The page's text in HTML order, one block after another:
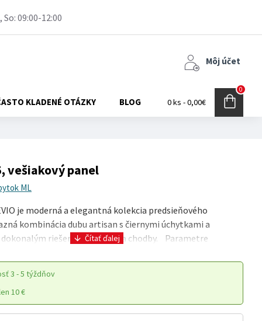
09:00-12:00
Môj účet
KLADENÉ OTÁZKY BLOG 0 ks - 0,00€
0
vešiakový panel
ML
je moderná a elegantná kolekcia predsieňového
kombinácia dubu artisan s čiernymi úchytkami a
dokonalým riešením zariadenia chodby. Parametre
3 - 5 týždňov
10 €